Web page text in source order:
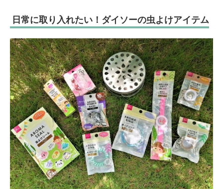
日常に取り入れたい！ダイソーの虫よけアイテム